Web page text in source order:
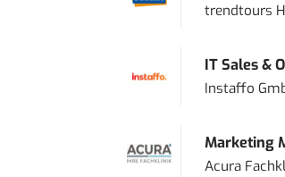
trendtours
IT Sales &
Instaffo
Marketing
Acura